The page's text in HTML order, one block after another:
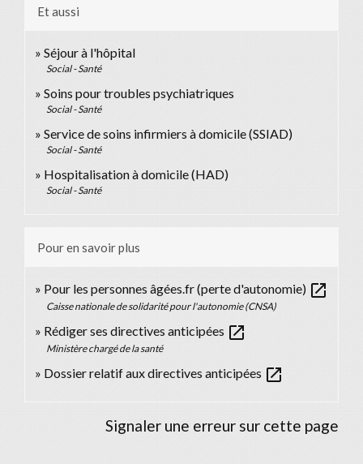
Et aussi
Séjour à l'hôpital
Social - Santé
Soins pour troubles psychiatriques
Social - Santé
Service de soins infirmiers à domicile (SSIAD)
Social - Santé
Hospitalisation à domicile (HAD)
Social - Santé
Pour en savoir plus
Pour les personnes âgées.fr (perte d'autonomie) open_in_new
Caisse nationale de solidarité pour l'autonomie (CNSA)
Rédiger ses directives anticipées open_in_new
Ministère chargé de la santé
Dossier relatif aux directives anticipées open_in_new
Signaler une erreur sur cette page